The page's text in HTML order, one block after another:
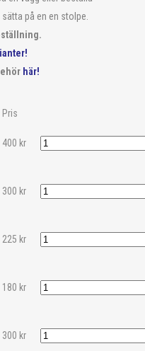
på en en stolpe.
här!
Pris
400 kr
300 kr
225 kr
180 kr
300 kr